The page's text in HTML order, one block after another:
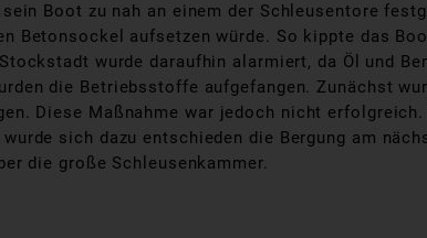
Boot zu nah an einem der Schleusentore
Betonsockel aufsetzen würde. So kippte das
wurde daraufhin alarmiert, da Öl und
die Betriebsstoffe aufgefangen. Zunächst
Diese Maßnahme war jedoch nicht
sich dazu entschieden die Bergung am
die große Schleusenkammer.